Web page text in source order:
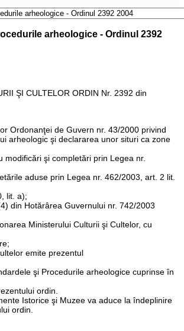
arheologice - Ordinul 2392
ŞI CULTELOR ORDIN Nr. 2392 din
Ordonanţei de Guvern nr. 43/2000 privind
arheologic şi declararea unor situri ca zone
modificări şi completări prin Legea nr.
aduse prin Legea nr. 462/2003, art. 2 lit.
lit. a);
din Hotărârea Guvernului nr. 742/2003
Ministerului Culturii şi Cultelor, cu
emite prezentul
şi Procedurile arheologice cuprinse în
ordin.
Istorice şi Muzee va aduce la îndeplinire
ordin.